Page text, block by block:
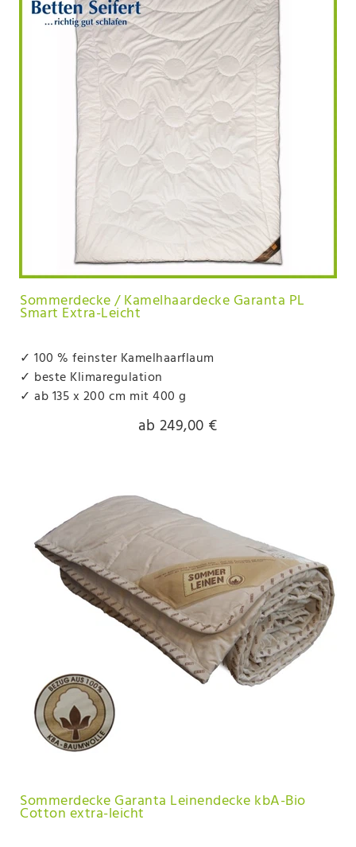
Sommerdecke / Kamelhaardecke Garanta PL
Smart Extra-Leicht
✓ 100 % feinster Kamelhaarflaum
✓ beste Klimaregulation
✓ ab 135 x 200 cm mit 400 g
ab 249,00 €
Sommerdecke Garanta Leinendecke kbA-Bio
Cotton extra-leicht